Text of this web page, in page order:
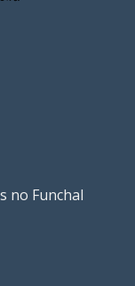
no Funchal